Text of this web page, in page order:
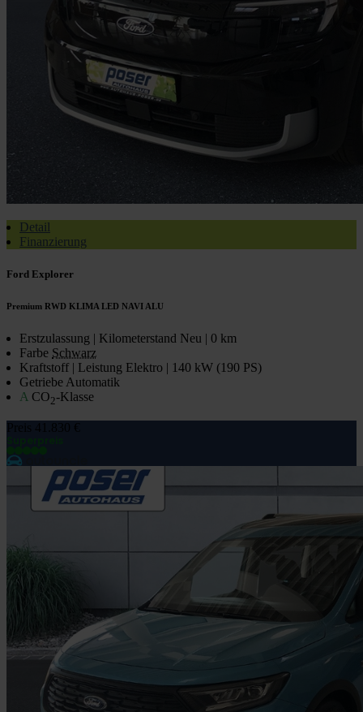
Detail
Finanzierung
Ford Explorer
Premium RWD KLIMA LED NAVI ALU
Erstzulassung | Kilometerstand Neu | 0 km
Farbe Schwarz
Kraftstoff | Leistung Elektro | 140 kW (190 PS)
Getriebe Automatik
A CO2-Klasse
Preis 41.830 €